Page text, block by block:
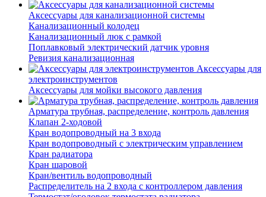
Аксессуары для канализационной системы
Канализационный колодец
Канализационный люк с рамкой
Поплавковый электрический датчик уровня
Ревизия канализационная
Аксессуары для
электроинструментов
Аксессуары для мойки высокого давления
Арматура трубная, распределение, контроль давления
Клапан 2-ходовой
Кран водопроводный на 3 входа
Кран водопроводный с электрическим управлением
Кран радиатора
Кран шаровой
Кран/вентиль водопроводный
Распределитель на 2 входа с контроллером давления